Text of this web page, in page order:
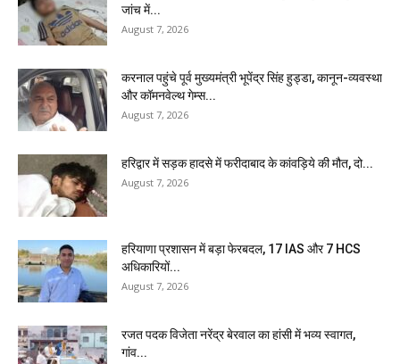
जांच में...
August 7, 2026
करनाल पहुंचे पूर्व मुख्यमंत्री भूपेंद्र सिंह हुड्डा, कानून-व्यवस्था
और कॉमनवेल्थ गेम्स...
August 7, 2026
हरिद्वार में सड़क हादसे में फरीदाबाद के कांवड़िये की मौत, दो...
August 7, 2026
हरियाणा प्रशासन में बड़ा फेरबदल, 17 IAS और 7 HCS
अधिकारियों...
August 7, 2026
रजत पदक विजेता नरेंद्र बेरवाल का हांसी में भव्य स्वागत,
गांव...